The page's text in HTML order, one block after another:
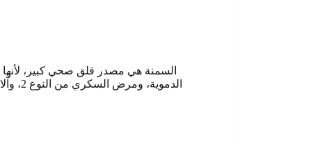
السمنة هي مصدر قلق صحي كبير،